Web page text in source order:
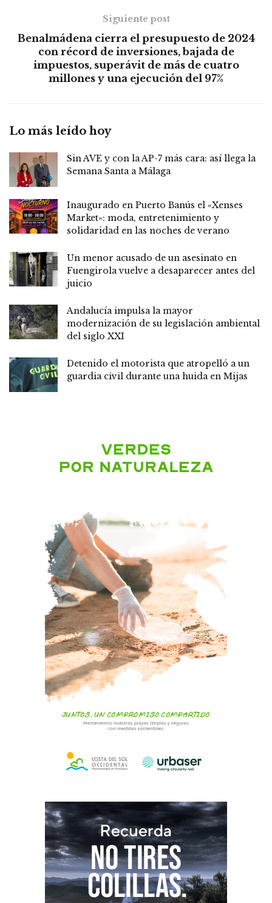
Siguiente post
Benalmádena cierra el presupuesto de 2024
con récord de inversiones, bajada de
impuestos, superávit de más de cuatro
millones y una ejecución del 97%
Lo más leído hoy
Sin AVE y con la AP-7 más cara: así llega la
Semana Santa a Málaga
Inaugurado en Puerto Banús el «Xenses
Market»: moda, entretenimiento y
solidaridad en las noches de verano
Un menor acusado de un asesinato en
Fuengirola vuelve a desaparecer antes del
juicio
Andalucía impulsa la mayor
modernización de su legislación ambiental
del siglo XXI
Detenido el motorista que atropelló a un
guardia civil durante una huida en Mijas